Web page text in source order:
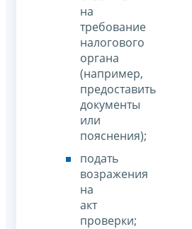
на
требование
налогового
органа
(например,
предоставить
документы
или
пояснения);
подать
возражения
на
акт
проверки;